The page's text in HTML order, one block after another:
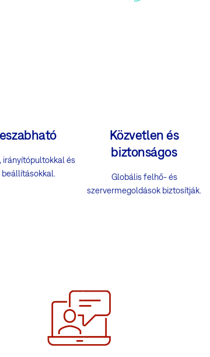
irányítópultokkal és
beállításokkal.
Közvetlen és
biztonságos
Globális felhő- és
szervermegoldások biztosítják.